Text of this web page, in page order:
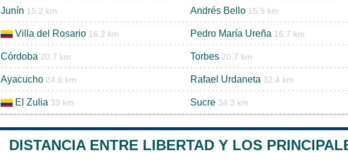
Junín 15.2 km Andrés Bello 15.5 km
Villa del Rosario 16.2 km Pedro María Ureña 16.7 km
Córdoba 20.7 km Torbes 20.7 km
Ayacucho 24.6 km Rafael Urdaneta 32.4 km
El Zulia 33 km Sucre 34.3 km
DISTANCIA ENTRE LIBERTAD Y LOS